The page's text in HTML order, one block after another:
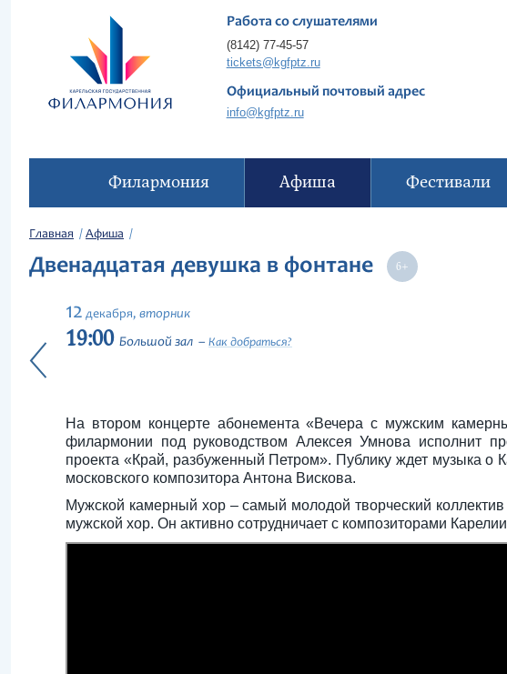
Работа со слушателями
(8142) 77-45-57
tickets@kgfptz.ru
Официальный почтовый адрес
info@kgfptz.ru
Филармония Афиша Фестивали
Главная Афиша
Двенадцатая девушка в фонтане
12 декабря, вторник
19:00 Большой зал Как добраться?
На втором концерте абонемента «Вечера с мужским
филармонии под руководством Алексея Умнова исполнит
проекта «Край, разбуженный Петром». Публику ждет музыка
московского композитора Антона Вискова.
Мужской камерный хор – самый молодой творческий
мужской хор. Он активно сотрудничает с композиторами